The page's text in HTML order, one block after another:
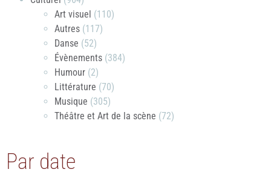
Art visuel (110)
Autres (117)
Danse (52)
Évènements (384)
Humour (2)
Littérature (70)
Musique (305)
Théâtre et Art de la scène (72)
Par date